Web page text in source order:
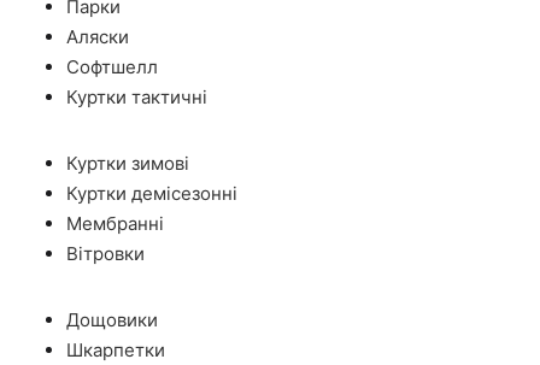
Парки
Аляски
Софтшелл
Куртки тактичні
Куртки зимові
Куртки демісезонні
Мембранні
Вітровки
Дощовики
Шкарпетки